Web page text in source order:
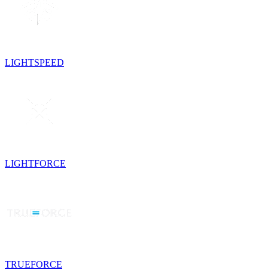
LIGHTSPEED
LIGHTFORCE
TRUEFORCE